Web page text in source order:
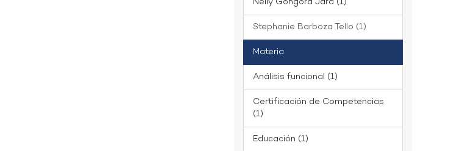
Stephanie Barboza Tello (1)
Materia
Análisis funcional (1)
Certificación de Competencias
(1)
Educación (1)